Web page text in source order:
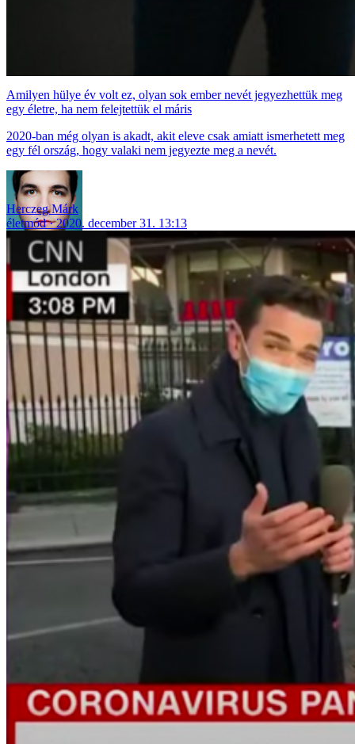
Amilyen hülye év volt ez, olyan sok ember nevét jegyezhettük meg
egy életre, ha nem felejtettük el máris
2020-ban még olyan is akadt, akit eleve csak amiatt ismerhetett meg
egy fél ország, hogy valaki nem jegyezte meg a nevét.
Herczeg Márk
életmód
2020. december 31. 13:13